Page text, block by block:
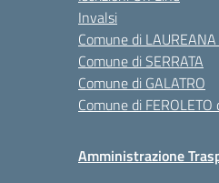
Invalsi
Comune di
Comune di SERRATA
Comune di GALATRO
Comune di
Amministrazione